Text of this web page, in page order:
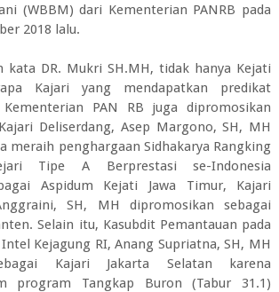
(WBBM) dari Kementerian PANRB pada
2018 lalu.
kata DR. Mukri SH.MH, tidak hanya Kejati
Kajari yang mendapatkan predikat
PAN RB juga dipromosikan
Deliserdang, Asep Margono, SH, MH
meraih penghargaan Sidhakarya Rangking
Tipe A Berprestasi se-Indonesia
Aspidum Kejati Jawa Timur, Kajari
SH, MH dipromosikan sebagai
Selain itu, Kasubdit Pemantauan pada
Kejagung RI, Anang Supriatna, SH, MH
Kajari Jakarta Selatan karena
program Tangkap Buron (Tabur 31.1)